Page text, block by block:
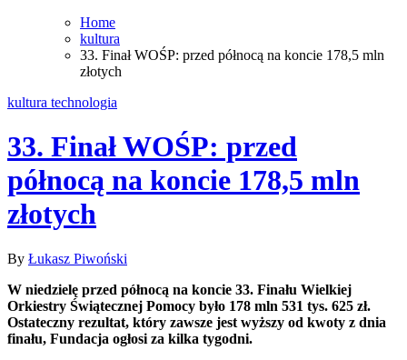
Home
kultura
33. Finał WOŚP: przed północą na koncie 178,5 mln
złotych
kultura technologia
33. Finał WOŚP: przed
północą na koncie 178,5 mln
złotych
By Łukasz Piwoński
W niedzielę przed północą na koncie 33. Finału Wielkiej
Orkiestry Świątecznej Pomocy było 178 mln 531 tys. 625 zł.
Ostateczny rezultat, który zawsze jest wyższy od kwoty z dnia
finału, Fundacja ogłosi za kilka tygodni.